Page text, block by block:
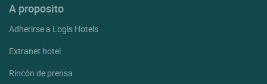
A proposito
Adherirse a Logis Hotels
Extranet hotel
Rincón de prensa